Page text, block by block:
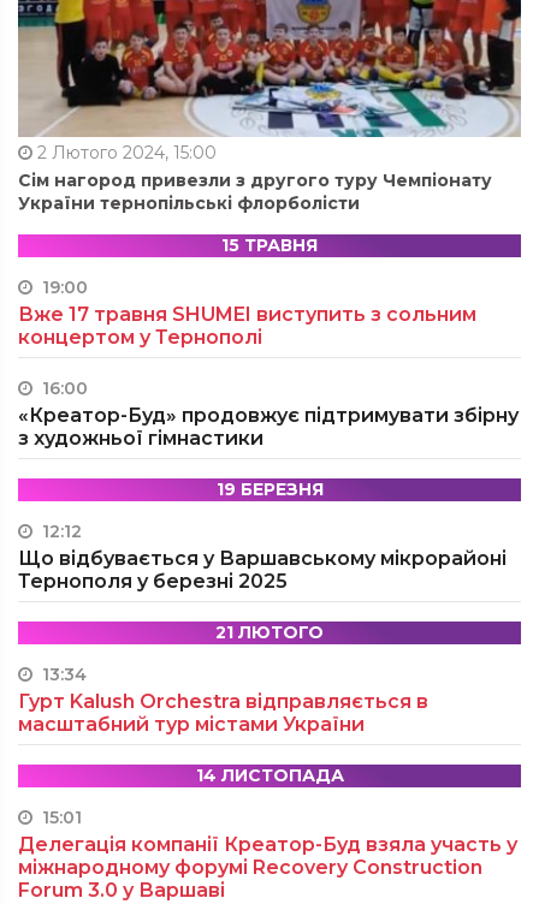
2 Лютого 2024, 15:00
Сім нагород привезли з другого туру Чемпіонату
України тернопільські флорболісти
15 ТРАВНЯ
19:00
Вже 17 травня SHUMEI виступить з сольним
концертом у Тернополі
16:00
«Креатор-Буд» продовжує підтримувати збірну
з художньої гімнастики
19 БЕРЕЗНЯ
12:12
Що відбувається у Варшавському мікрорайоні
Тернополя у березні 2025
21 ЛЮТОГО
13:34
Гурт Kalush Orchestra відправляється в
масштабний тур містами України
14 ЛИСТОПАДА
15:01
Делегація компанії Креатор-Буд взяла участь у
міжнародному форумі Recovery Construction
Forum 3.0 у Варшаві